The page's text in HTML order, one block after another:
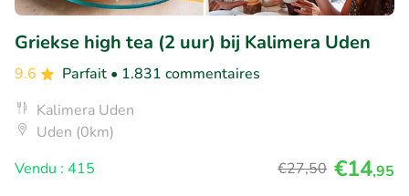
Griekse high tea (2 uur) bij Kalimera Uden
9.6 Parfait • 1.831 commentaires
Kalimera Uden
Uden (0km)
Vendu : 415
€27,50 €14,95